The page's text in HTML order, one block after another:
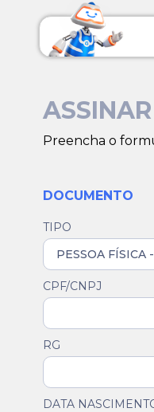
ASSINAR
Preencha o
DOCUMENTO
TIPO
CPF/CNPJ
RG
DATA